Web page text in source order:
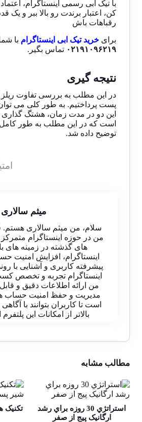
با تیک آبی رسمی اینستاگرام،
کن، اعتبار برندت رو بالا ببر و یک
رقباهات باش
برایخرید تیک ابی اینستاگرام با
۰۲۱۹۱۰۹۶۲۱۹ تماس بگیر.
نتیجه گیری
در این مطلب به بررسی تفاوت ریلز
پست پرداختیم. به طور کلی می
این دو در مدت زمان، هشتگ
است که در این مطلب به طور کامل
توضیح داده شد.
میثم سالاری
سلام، من میثم سالاری هستم.
من در حوزه اینستاگرام
های گذشته در زمینه های
اینستاگرام، افزایش امنیت
پیشرفته کاربری و آشنایی با
اینستاگرام تجربه و تخصص
من ارائه اطلاعات دقیق و
مدیریت و حفظ امنیت حساب
است تا کاربران بتوانند با
بالاتر از امکانات این
مطالب مشابه
استراتژي 30 روزه براي رشد
ارگانيک پيج از صفر
تکنیک